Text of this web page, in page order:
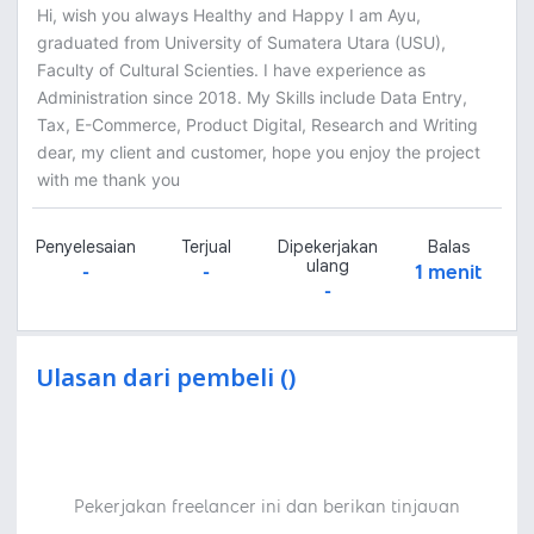
Hi, wish you always Healthy and Happy I am Ayu,
graduated from University of Sumatera Utara (USU),
Faculty of Cultural Scienties. I have experience as
Administration since 2018. My Skills include Data Entry,
Tax, E-Commerce, Product Digital, Research and Writing
dear, my client and customer, hope you enjoy the project
with me thank you
Penyelesaian
-
Terjual
-
Dipekerjakan
ulang
-
Balas
1 menit
Ulasan dari pembeli ()
Pekerjakan freelancer ini dan berikan tinjauan